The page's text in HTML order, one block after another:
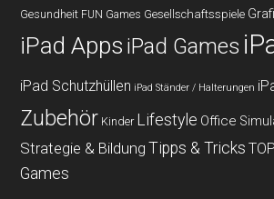
Gesundheit FUN Games Gesellschaftsspiele
iPad Apps iPad Games
iPad Schutzhüllen iPad Ständer / Halterungen
Zubehör Kinder Lifestyle Office
Strategie & Bildung Tipps & Tricks
Games